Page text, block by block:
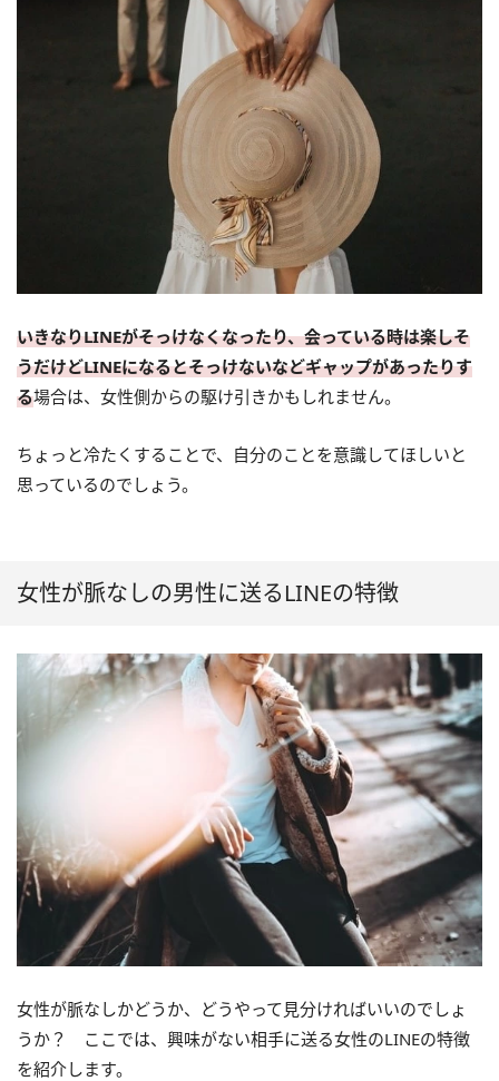
いきなりLINEがそっけなくなったり、会っている時は楽しそ
うだけどLINEになるとそっけないなどギャップがあったりす
る場合は、女性側からの駆け引きかもしれません。
ちょっと冷たくすることで、自分のことを意識してほしいと
思っているのでしょう。
女性が脈なしの男性に送るLINEの特徴
女性が脈なしかどうか、どうやって見分ければいいのでしょ
うか？ ここでは、興味がない相手に送る女性のLINEの特徴
を紹介します。